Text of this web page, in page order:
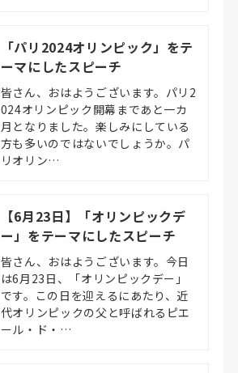
「パリ2024オリンピック」をテ
ーマにしたスピーチ
皆さん、おはようございます。パリ2
024オリンピック開幕まであと一カ
月となりました。楽しみにしている
方も多いのではないでしょうか。パ
リオリン…
【6月23日】「オリンピックデ
ー」をテーマにしたスピーチ
皆さん、おはようございます。今日
は6月23日、「オリンピックデー」
です。この日を迎えるにあたり、近
代オリンピックの父と呼ばれるピエ
ール・ド・…